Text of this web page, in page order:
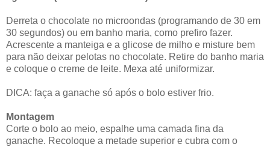
Derreta o chocolate no microondas (programando de 30 em
30 segundos) ou em banho maria, como prefiro fazer.
Acrescente a manteiga e a glicose de milho e misture bem
para não deixar pelotas no chocolate. Retire do banho maria
e coloque o creme de leite. Mexa até uniformizar.
DICA: faça a ganache só após o bolo estiver frio.
Montagem
Corte o bolo ao meio, espalhe uma camada fina da
ganache. Recoloque a metade superior e cubra com o